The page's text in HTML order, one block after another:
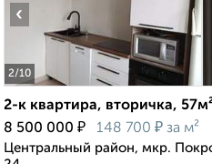
2/10
‹
2-к квартира, вторичка,
8 500 000 ₽ 148 700 ₽ за м²
Центральный район, мкр.